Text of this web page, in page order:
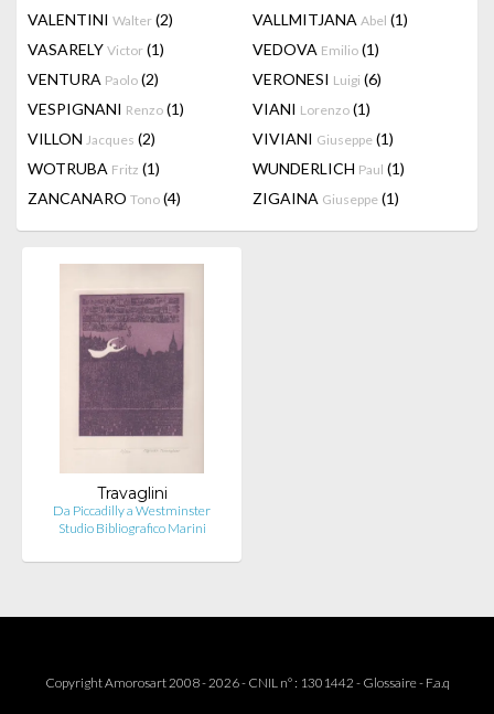
VALENTINI Walter (2) VALLMITJANA Abel (1)
VASARELY Victor (1) VEDOVA Emilio (1)
VENTURA Paolo (2) VERONESI Luigi (6)
VESPIGNANI Renzo (1) VIANI Lorenzo (1)
VILLON Jacques (2) VIVIANI Giuseppe (1)
WOTRUBA Fritz (1) WUNDERLICH Paul (1)
ZANCANARO Tono (4) ZIGAINA Giuseppe (1)
Travaglini
Da Piccadilly a Westminster
Studio Bibliografico Marini
Copyright Amorosart 2008 - 2026 - CNIL n° : 1301442 - Glossaire- F.a.q